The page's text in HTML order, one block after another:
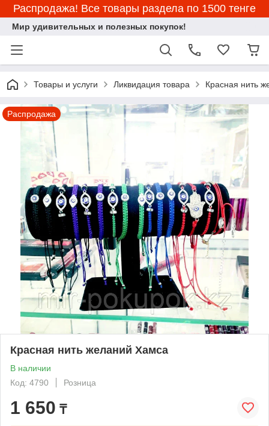
Распродажа! Все товары раздела по 1500 тенге
Мир удивительных и полезных покупок!
Товары и услуги Ликвидация товара Красная нить
Распродажа
Красная нить желаний Хамса
В наличии
Код: 4790
Розница
1 650 ₸